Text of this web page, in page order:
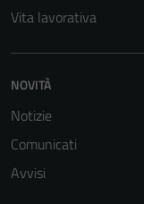
Vita lavorativa
NOVITÀ
Notizie
Comunicati
Avvisi